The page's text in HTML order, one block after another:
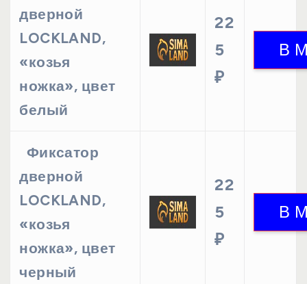
дверной
LOCKLAND,
«козья
ножка», цвет
белый
22
5
₽
Фиксатор
дверной
LOCKLAND,
«козья
ножка», цвет
черный
22
5
₽